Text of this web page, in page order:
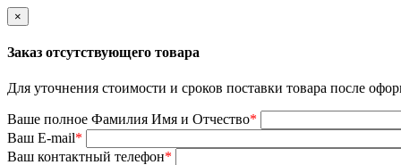
×
Заказ отсутствующего товара
Для уточнения стоимости и сроков поставки товара после
Ваше полное Фамилия Имя и Отчество*
Ваш E-mail*
Ваш контактный телефон*